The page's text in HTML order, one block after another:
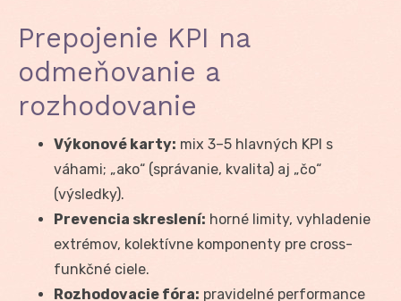
Prepojenie KPI na
odmeňovanie a
rozhodovanie
Výkonové karty: mix 3–5 hlavných KPI s
váhami; „ako“ (správanie, kvalita) aj „čo“
(výsledky).
Prevencia skreslení: horné limity, vyhladenie
extrémov, kolektívne komponenty pre cross-
funkčné ciele.
Rozhodovacie fóra: pravidelné performance